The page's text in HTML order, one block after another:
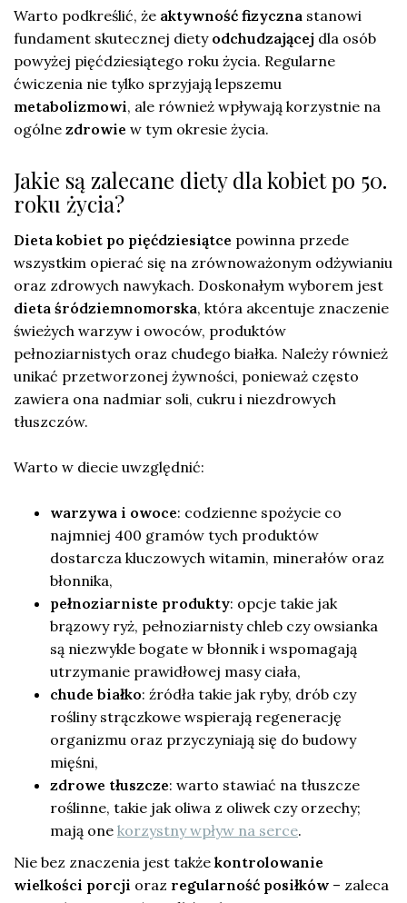
Warto podkreślić, że aktywność fizyczna stanowi
fundament skutecznej diety odchudzającej dla osób
powyżej pięćdziesiątego roku życia. Regularne
ćwiczenia nie tylko sprzyjają lepszemu
metabolizmowi, ale również wpływają korzystnie na
ogólne zdrowie w tym okresie życia.
Jakie są zalecane diety dla kobiet po 50.
roku życia?
Dieta kobiet po pięćdziesiątce powinna przede
wszystkim opierać się na zrównoważonym odżywianiu
oraz zdrowych nawykach. Doskonałym wyborem jest
dieta śródziemnomorska, która akcentuje znaczenie
świeżych warzyw i owoców, produktów
pełnoziarnistych oraz chudego białka. Należy również
unikać przetworzonej żywności, ponieważ często
zawiera ona nadmiar soli, cukru i niezdrowych
tłuszczów.
Warto w diecie uwzględnić:
warzywa i owoce: codzienne spożycie co
najmniej 400 gramów tych produktów
dostarcza kluczowych witamin, minerałów oraz
błonnika,
pełnoziarniste produkty: opcje takie jak
brązowy ryż, pełnoziarnisty chleb czy owsianka
są niezwykle bogate w błonnik i wspomagają
utrzymanie prawidłowej masy ciała,
chude białko: źródła takie jak ryby, drób czy
rośliny strączkowe wspierają regenerację
organizmu oraz przyczyniają się do budowy
mięśni,
zdrowe tłuszcze: warto stawiać na tłuszcze
roślinne, takie jak oliwa z oliwek czy orzechy;
mają one korzystny wpływ na serce.
Nie bez znaczenia jest także kontrolowanie
wielkości porcji oraz regularność posiłków – zaleca